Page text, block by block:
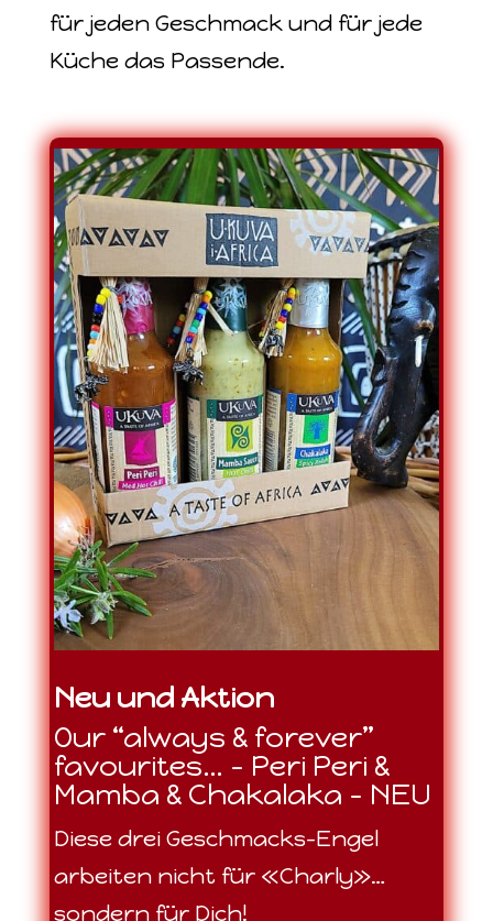
für jeden Geschmack und für jede
Küche das Passende.
Neu und Aktion
Our “always & forever”
favourites… – Peri Peri &
Mamba & Chakalaka – NEU
Diese drei Geschmacks-Engel
arbeiten nicht für «Charly»…
sondern für Dich!